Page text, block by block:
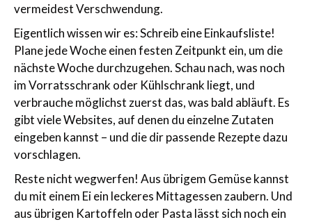
vermeidest Verschwendung.
Eigentlich wissen wir es: Schreib eine Einkaufsliste!
Plane jede Woche einen festen Zeitpunkt ein, um die
nächste Woche durchzugehen. Schau nach, was noch
im Vorratsschrank oder Kühlschrank liegt, und
verbrauche möglichst zuerst das, was bald abläuft. Es
gibt viele Websites, auf denen du einzelne Zutaten
eingeben kannst – und die dir passende Rezepte dazu
vorschlagen.
Reste nicht wegwerfen! Aus übrigem Gemüse kannst
du mit einem Ei ein leckeres Mittagessen zaubern. Und
aus übrigen Kartoffeln oder Pasta lässt sich noch ein